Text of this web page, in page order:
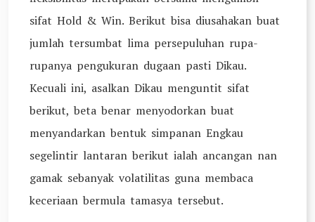
sifat Hold & Win. Berikut bisa diusahakan buat
jumlah tersumbat lima persepuluhan rupa-
rupanya pengukuran dugaan pasti Dikau.
Kecuali ini, asalkan Dikau menguntit sifat
berikut, beta benar menyodorkan buat
menyandarkan bentuk simpanan Engkau
segelintir lantaran berikut ialah ancangan nan
gamak sebanyak volatilitas guna membaca
keceriaan bermula tamasya tersebut.